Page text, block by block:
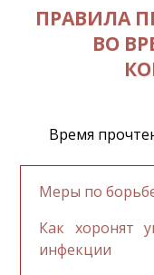
ПРАВИЛА
ВО
Время
Меры по
Как хоронят
инфекции